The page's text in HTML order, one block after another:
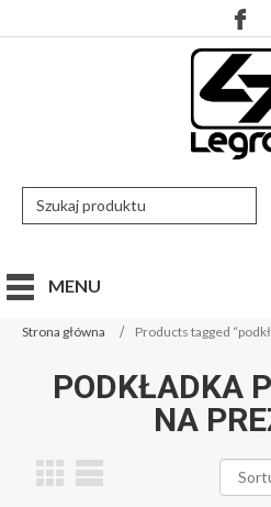
MENU
Strona główna Products tagged
PODKŁADKA
NA